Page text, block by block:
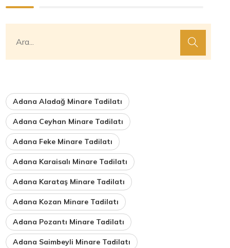
Adana Aladağ Minare Tadilatı
Adana Ceyhan Minare Tadilatı
Adana Feke Minare Tadilatı
Adana Karaisalı Minare Tadilatı
Adana Karataş Minare Tadilatı
Adana Kozan Minare Tadilatı
Adana Pozantı Minare Tadilatı
Adana Saimbeyli Minare Tadilatı